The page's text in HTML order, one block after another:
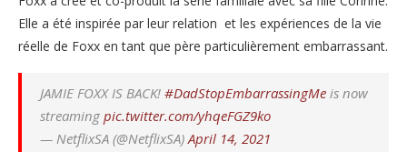
Elle a été inspirée par leur relation et les expériences de la vie
réelle de Foxx en tant que père particulièrement embarrassant.
JAMIE FOXX IS BACK! #DadStopEmbarrassingMe is now
streaming pic.twitter.com/yhqeFGZ9ko
— NetflixSA (@NetflixSA)April 14, 2021